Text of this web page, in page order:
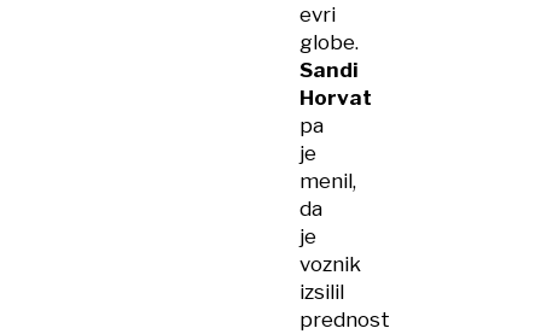
evri
globe.
Sandi
Horvat
pa
je
menil,
da
je
voznik
izsilil
prednost